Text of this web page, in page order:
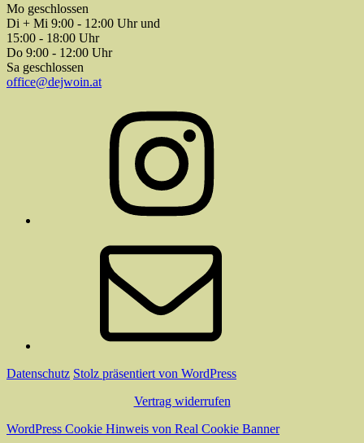
Mo geschlossen
Di + Mi 9:00 - 12:00 Uhr und
15:00 - 18:00 Uhr
Do 9:00 - 12:00 Uhr
Sa geschlossen
office@dejwoin.at
Datenschutz Stolz präsentiert von WordPress
Vertrag widerrufen
WordPress Cookie Hinweis von Real Cookie Banner